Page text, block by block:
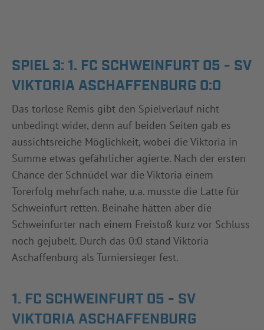
SPIEL 3: 1. FC SCHWEINFURT 05 - SV
VIKTORIA ASCHAFFENBURG 0:0
Das torlose Remis gibt den Spielverlauf nicht
unbedingt wider, denn auf beiden Seiten gab es
aussichtsreiche Möglichkeit, wobei die Viktoria in
Summe etwas gefährlicher agierte. Nach der ersten
Chance der Schnüdel war die Viktoria einem
Torerfolg mehrfach nahe, u.a. musste die Latte für
Schweinfurt retten. Beinahe hätten aber die
Schweinfurter nach einem Freistoß kurz vor Schluss
noch gejubelt. Durch das 0:0 stand Viktoria
Aschaffenburg als Turniersieger fest.
1. FC SCHWEINFURT 05 - SV
VIKTORIA ASCHAFFENBURG